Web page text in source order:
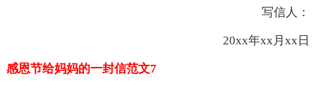
写信人：
20xx年xx月xx日
感恩节给妈妈的一封信范文7